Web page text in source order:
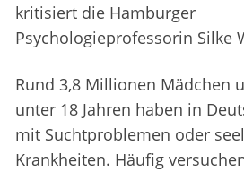
kritisiert die Hamburger
Psychologieprofessorin Silke
Rund 3,8 Millionen Mädchen
unter 18 Jahren haben in
mit Suchtproblemen oder
Krankheiten. Häufig